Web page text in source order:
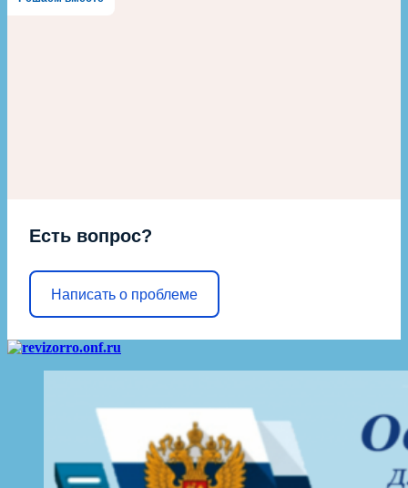
Есть вопрос?
Написать о проблеме